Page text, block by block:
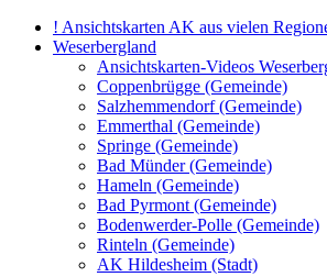
! Ansichtskarten AK aus vielen
Weserbergland
Ansichtskarten-Videos
Coppenbrügge (Gemeinde)
Salzhemmendorf (Gemeinde)
Emmerthal (Gemeinde)
Springe (Gemeinde)
Bad Münder (Gemeinde)
Hameln (Gemeinde)
Bad Pyrmont (Gemeinde)
Bodenwerder-Polle (Gemeinde)
Rinteln (Gemeinde)
AK Hildesheim (Stadt)